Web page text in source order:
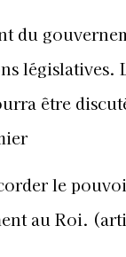
du
être
le
au Roi.